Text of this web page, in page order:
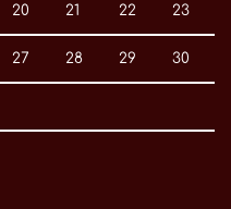
20 21 22 23
27 28 29 30